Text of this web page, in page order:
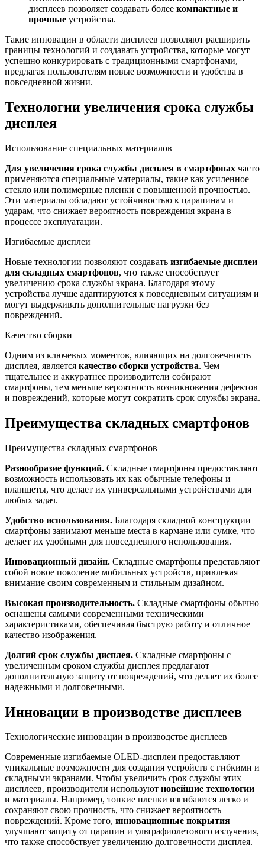
дисплеев позволяет создавать более компактные и
прочные устройства.
Такие инновации в области дисплеев позволяют расширить
границы технологий и создавать устройства, которые могут
успешно конкурировать с традиционными смартфонами,
предлагая пользователям новые возможности и удобства в
повседневной жизни.
Технологии увеличения срока службы
дисплея
Использование специальных материалов
Для увеличения срока службы дисплея в смартфонах часто
применяются специальные материалы, такие как усиленное
стекло или полимерные пленки с повышенной прочностью.
Эти материалы обладают устойчивостью к царапинам и
ударам, что снижает вероятность повреждения экрана в
процессе эксплуатации.
Изгибаемые дисплеи
Новые технологии позволяют создавать изгибаемые дисплеи
для складных смартфонов, что также способствует
увеличению срока службы экрана. Благодаря этому
устройства лучше адаптируются к повседневным ситуациям и
могут выдерживать дополнительные нагрузки без
повреждений.
Качество сборки
Одним из ключевых моментов, влияющих на долговечность
дисплея, является качество сборки устройства. Чем
тщательнее и аккуратнее производители собирают
смартфоны, тем меньше вероятность возникновения дефектов
и повреждений, которые могут сократить срок службы экрана.
Преимущества складных смартфонов
Преимущества складных смартфонов
Разнообразие функций. Складные смартфоны предоставляют
возможность использовать их как обычные телефоны и
планшеты, что делает их универсальными устройствами для
любых задач.
Удобство использования. Благодаря складной конструкции
смартфоны занимают меньше места в кармане или сумке, что
делает их удобными для повседневного использования.
Инновационный дизайн. Складные смартфоны представляют
собой новое поколение мобильных устройств, привлекая
внимание своим современным и стильным дизайном.
Высокая производительность. Складные смартфоны обычно
оснащены самыми современными техническими
характеристиками, обеспечивая быструю работу и отличное
качество изображения.
Долгий срок службы дисплея. Складные смартфоны с
увеличенным сроком службы дисплея предлагают
дополнительную защиту от повреждений, что делает их более
надежными и долговечными.
Инновации в производстве дисплеев
Технологические инновации в производстве дисплеев
Современные изгибаемые OLED-дисплеи предоставляют
уникальные возможности для создания устройств с гибкими и
складными экранами. Чтобы увеличить срок службы этих
дисплеев, производители используют новейшие технологии
и материалы. Например, тонкие пленки изгибаются легко и
сохраняют свою прочность, что снижает вероятность
повреждений. Кроме того, инновационные покрытия
улучшают защиту от царапин и ультрафиолетового излучения,
что также способствует увеличению долговечности дисплея.